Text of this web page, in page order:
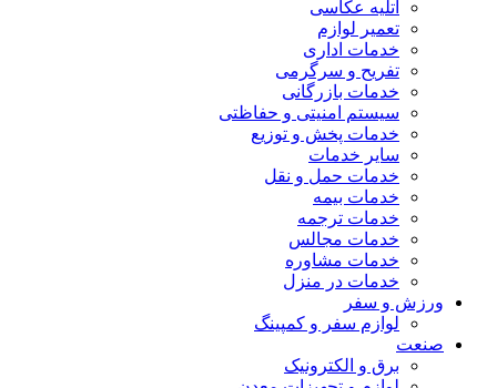
آتلیه عکاسی
تعمیر لوازم
خدمات اداری
تفریح و سرگرمی
خدمات بازرگانی
سیستم امنیتی و حفاظتی
خدمات پخش و توزیع
سایر خدمات
خدمات حمل و نقل
خدمات بیمه
خدمات ترجمه
خدمات مجالس
خدمات مشاوره
خدمات در منزل
ورزش و سفر
لوازم سفر و کمپینگ
صنعت
برق و الکترونیک